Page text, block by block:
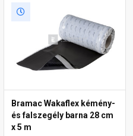
Bramac Wakaflex kémény-
és falszegély barna 28 cm
x 5 m